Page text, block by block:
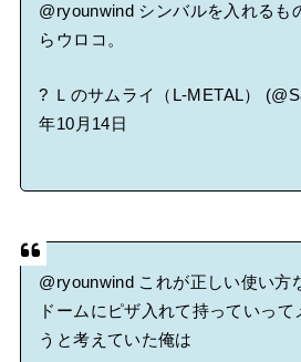
@ryounwind シンバルを入れるも
らウロコ。
? Ｌのサムライ（L-METAL）
年10月14日
@ryounwind これが正しい使い方
ドームにピザ入れて持っていって
うと考えていた俺は